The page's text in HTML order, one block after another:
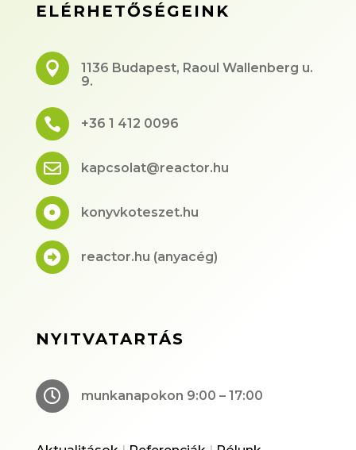
ELÉRHETŐSÉGEINK

1136 Budapest, Raoul Wallenberg u.
9.
 +36 1 412 0096
 kapcsolat@reactor.hu
 konyvkoteszet.hu
 reactor.hu (anyacég)
NYITVATARTÁS
 munkanapokon 9:00 – 17:00